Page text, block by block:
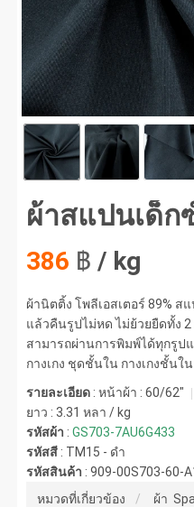
สแปนเด็กซ์ 11% (ดำ) #1
ผ้าสแปนเด็ก
386 ฿ / kg
ผ้านิตติ้ง โพลีเอสเตอร์ 89% ส
แล้วคืนรูปไม่หด ไม่ย้วยยืดทั้ง
สามารถผ่านการพิมพ์ได้ทุกรูป
กางเกง ชุดชั้นใน กางเกงชั้นใน
รายละเอียด : หน้าผ้า : 60/62"
ยาว : 3.31 หลา / kg
รหัสผ้า :GS703-7AU6G433
รหัสสี : TM15 - ดำ
รหัสสินค้า :909-00S703-60-
หมวดที่เกี่ยวข้อง
ผ้า